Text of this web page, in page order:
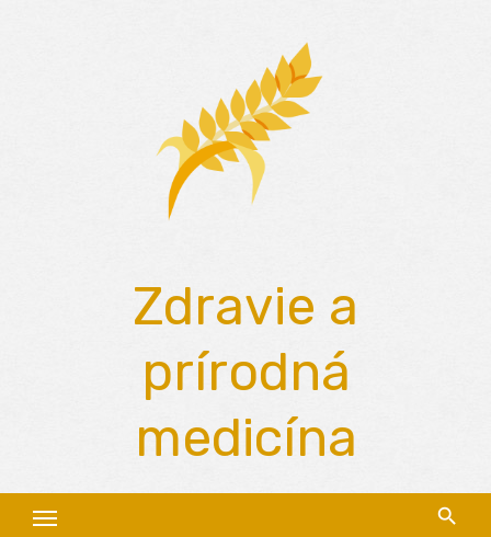
Zdravie a
prírodná
medicína